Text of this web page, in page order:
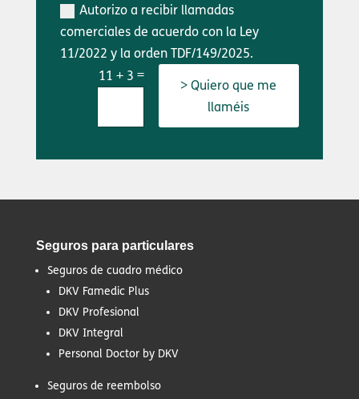
Autorizo a recibir llamadas
comerciales de acuerdo con la Ley
11/2022 y la orden TDF/149/2025.
11 + 3 =
> Quiero que me
llaméis
Seguros para particulares
Seguros de cuadro médico
DKV Famedic Plus
DKV Profesional
DKV Integral
Personal Doctor by DKV
Seguros de reembolso